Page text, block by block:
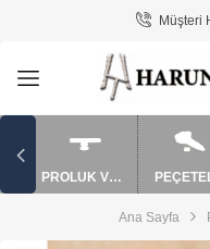
Müşteri
BARDAK
MUM
mutfak
PROLUK VE APARATLAR
Ana Sayfa